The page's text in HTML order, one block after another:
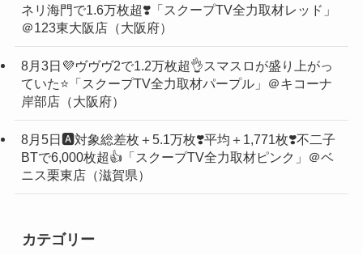
ネリ海門で1.6万枚超❣️「スクープTV全力取材レッド」
＠123東大阪店（大阪府）
8月3日💜ヴヴヴ2で1.2万枚超👌スマスロが盛り上がっ
ていた⭐️「スクープTV全力取材パープル」＠キコーナ
岸部店（大阪府）
8月5日🅰️対象総差枚＋5.1万枚❣️平均＋1,771枚❣️不二子
BTで6,000枚超👍「スクープTV全力取材ピンク」＠ベ
ニス栗東店（滋賀県）
カテゴリー